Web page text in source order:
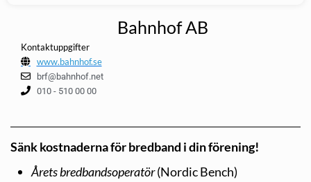
Bahnhof AB
Kontaktuppgifter
www.bahnhof.se
brf@bahnhof.net
010 - 510 00 00
Sänk kostnaderna för bredband i din förening!
Årets bredbandsoperatör(Nordic Bench)